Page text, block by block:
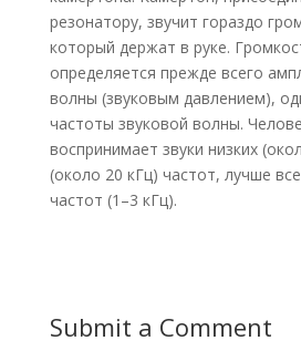
резонатору, звучит гораздо
который держат в руке.
определяется прежде всего
волны (звуковым давлением),
частоты звуковой волны.
воспринимает звуки низких
(около 20 кГц) частот, лучше
частот (1–3 кГц).
Submit a Comment